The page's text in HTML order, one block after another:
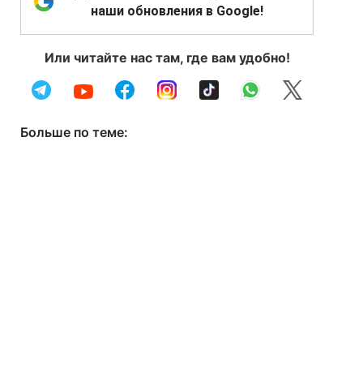
наши обновления в Google!
Или читайте нас там, где вам удобно!
Больше по теме: